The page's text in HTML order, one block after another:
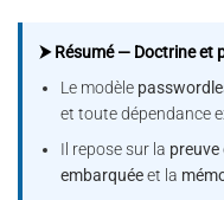
⮞ Résumé — Doctrine et
Le modèle
et toute dépendance
Il repose sur la preuve
embarquéeet la